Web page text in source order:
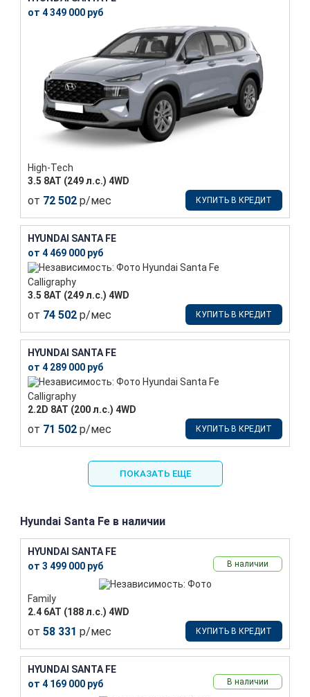
от 4 349 000 руб
High-Tech
3.5 8AT (249 л.с.) 4WD
от 72 502 р/мес КУПИТЬ В КРЕДИТ
HYUNDAI SANTA FE
от 4 469 000 руб
Calligraphy
3.5 8AT (249 л.с.) 4WD
от 74 502 р/мес КУПИТЬ В КРЕДИТ
HYUNDAI SANTA FE
от 4 289 000 руб
Calligraphy
2.2D 8АТ (200 л.с.) 4WD
от 71 502 р/мес КУПИТЬ В КРЕДИТ
ПОКАЗАТЬ ЕЩЕ
Hyundai Santa Fe в наличии
HYUNDAI SANTA FE
от 3 499 000 руб
В наличии
Family
2.4 6АТ (188 л.с.) 4WD
от 58 331 р/мес КУПИТЬ В КРЕДИТ
HYUNDAI SANTA FE
от 4 169 000 руб
В наличии